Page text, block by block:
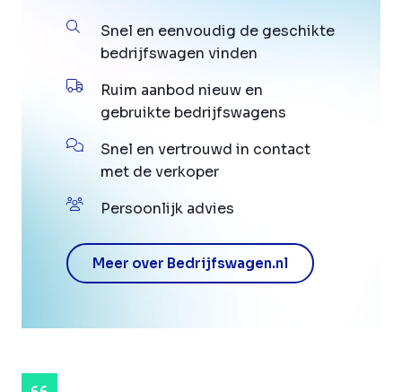
Snel en eenvoudig de geschikte
bedrijfswagen vinden
Ruim aanbod nieuw en
gebruikte bedrijfswagens
Snel en vertrouwd in contact
met de verkoper
Persoonlijk advies
Meer over Bedrijfswagen.nl